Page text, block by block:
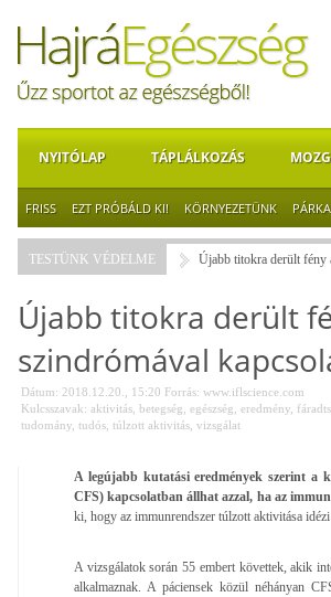
NYITÓLAP TÁPLÁLKOZÁS
FRISS EZT PRÓBÁLD KI! KÖRNYEZETÜNK
TESTÜNK VÉDELME Újabb titokra derült fény
Újabb titokra derült
szindrómával
Dátum: 2018.12.20., 15:20 Forrás: www.iflscience.com
Kulcsszavak: aktivitás betegség egészség eredmény
tudomány tudós túlzott aktivitás vizsgálat
A legújabb kutatási eredmények szerint a
CFS) kapcsolatban állhat azzal, ha az
ki, hogy az immunrendszer túlzott aktivitása
A vizsgálatok során 55 embert követtek, akik
alkalmaznak. A páciensek közül néhányan